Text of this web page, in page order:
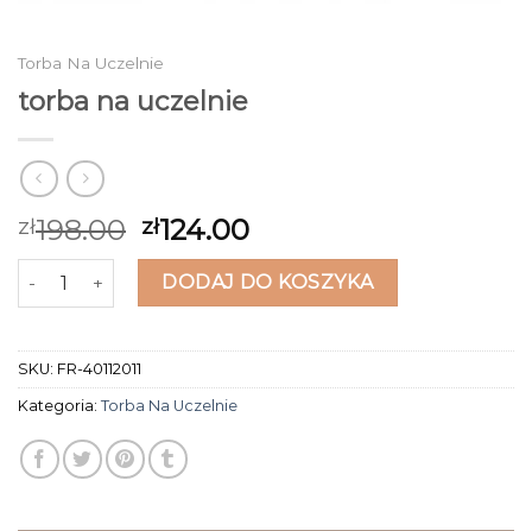
Torba Na Uczelnie
torba na uczelnie
zł198.00 zł124.00
ilość torba na uczelnieDODAJ DO KOSZYKA
SKU: FR-40112011
Kategoria: Torba Na Uczelnie